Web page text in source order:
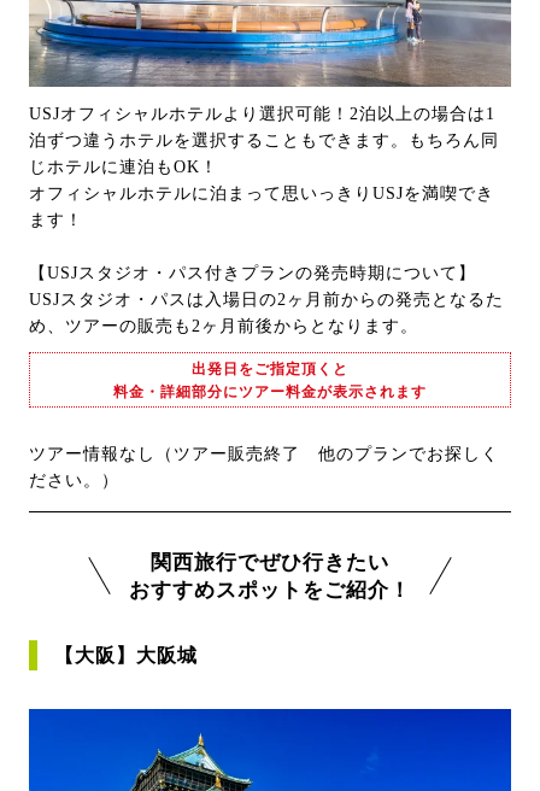
USJオフィシャルホテルより選択可能！2泊以上の場合は1
泊ずつ違うホテルを選択することもできます。もちろん同
じホテルに連泊もOK！
オフィシャルホテルに泊まって思いっきりUSJを満喫でき
ます！
【USJスタジオ・パス付きプランの発売時期について】
USJスタジオ・パスは入場日の2ヶ月前からの発売となるた
め、ツアーの販売も2ヶ月前後からとなります。
出発日をご指定頂くと
料金・詳細部分にツアー料金が表示されます
ツアー情報なし（ツアー販売終了 他のプランでお探しく
ださい。）
関西旅行でぜひ行きたい
おすすめスポットをご紹介！
【大阪】大阪城